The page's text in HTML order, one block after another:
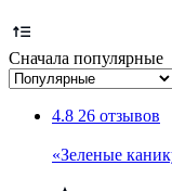
Сначала популярные
4.8 26 отзывов
«Зеленые